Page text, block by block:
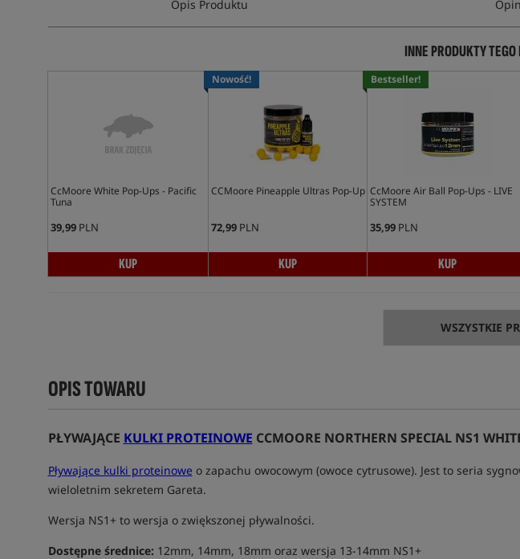
Opis Produktu
INNE PRODUKTY
CcMoore White Pop-Ups - Pacific
Tuna
39,99PLN
KUP
Nowość!
CCMoore Pineapple Ultras Pop-Up
72,99PLN
KUP
Bestseller!
CcMoore Air Ball Pop-Ups - LIVE
SYSTEM
35,99PLN
KUP
WSZYSTKIE
OPIS TOWARU
PŁYWAJĄCE KULKI PROTEINOWE CCMOORE NORTHERN SPECIAL NS1
Pływające kulki proteinowe o zapachu owocowym (owoce cytrusowe). Jest to seria
wieloletnim sekretem Gareta.
Wersja NS1+ to wersja o zwiększonej pływalności.
Dostępne średnice: 12mm, 14mm, 18mm oraz wersja 13-14mm NS1+